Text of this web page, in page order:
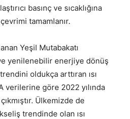
basınç ve sıcaklığına
tamamlanır.
Yeşil Mutabakatı
yenilenebilir enerjiye dönüş
oldukça arttıran ısı
verilerine göre 2022 yılında
Ülkemizde de
trendinde olan ısı